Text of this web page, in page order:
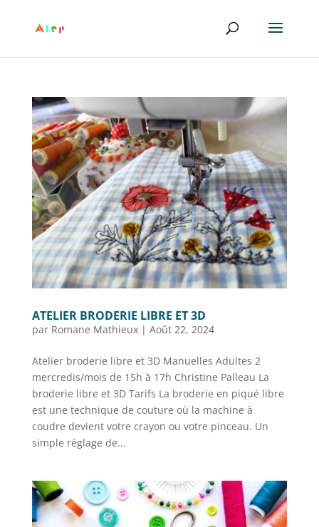
ATELIER BRODERIE LIBRE ET 3D
par Romane Mathieux| Août 22, 2024
Atelier broderie libre et 3D Manuelles Adultes 2
mercredis/mois de 15h à 17h Christine Palleau La
broderie libre et 3D Tarifs La broderie en piqué libre
est une technique de couture où la machine à
coudre devient votre crayon ou votre pinceau. Un
simple réglage de...